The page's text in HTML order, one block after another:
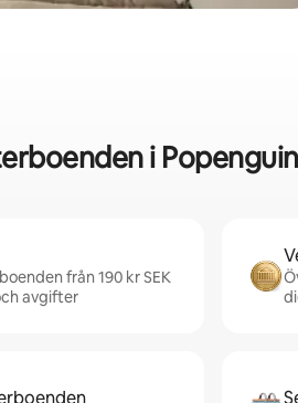
i
från 190 kr SEK
avgifter